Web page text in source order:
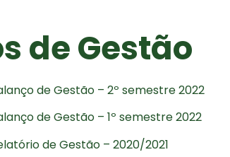
de Gestão
de Gestão – 2º semestre 2022
de Gestão – 1º semestre 2022
de Gestão – 2020/2021